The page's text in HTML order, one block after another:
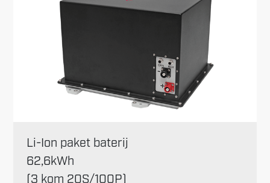
Li-Ion paket baterij
62,6kWh
(3 kom 20S/100P)